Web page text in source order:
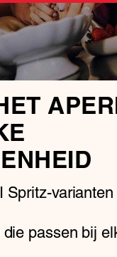
Spritz-
passen bij